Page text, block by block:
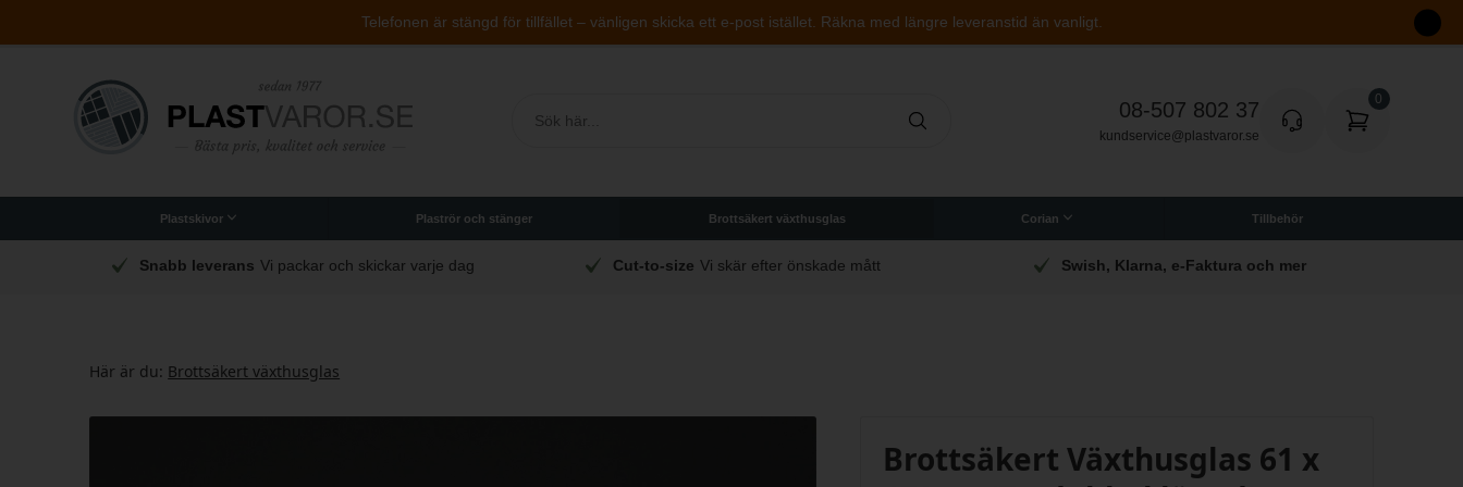
Telefonen är stängd för tillfället – vänligen skicka ett e-post istället. Räkna med längre leveranstid än vanligt.
08-507 802 37
kundservice@plastvaror.se
Plastskivor Plaströr och stänger Brottsäkert växthusglas Corian Tillbehör
Snabb leverans Vi packar och skickar varje dag Cut-to-size Vi skär efter önskade mått Swish, Klarna, e-Faktura och mer
Här är du: Brottsäkert växthusglas
Brottsäkert Växthusglas 61 x